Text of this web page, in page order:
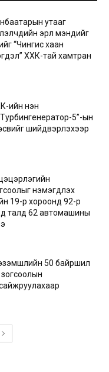
утааг
эрүүл мэндийг
“Чингис хаан
ХХК-тай хамтран
ийн нэн
5”-ын
шийдвэрлэхээр
нэмэгдүүлэх
19-р хороонд 92-р
талд 62 автомашины
50 байршил